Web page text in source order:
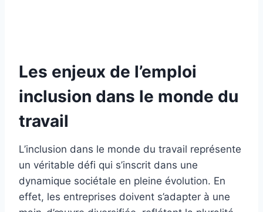
Les enjeux de l’emploi
inclusion dans le monde du
travail
L’inclusion dans le monde du travail représente
un véritable défi qui s’inscrit dans une
dynamique sociétale en pleine évolution. En
effet, les entreprises doivent s’adapter à une